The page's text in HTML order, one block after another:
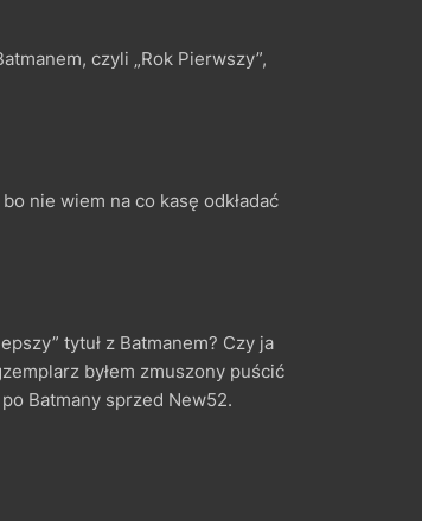
czyli „Rok Pierwszy”,
nie wiem na co kasę odkładać
tytuł z Batmanem? Czy ja
byłem zmuszony puścić
Batmany sprzed New52.